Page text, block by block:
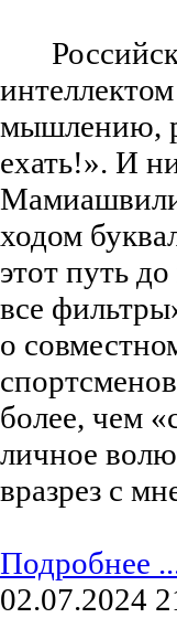
мышлению,
ехать!». И
ходом
этот путь
все
о
более, чем
личное
вразрез с
Подробнее
02.07.2024